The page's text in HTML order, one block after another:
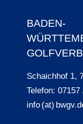
BADEN-
Schaichhof 1,
Telefon:
info (at)